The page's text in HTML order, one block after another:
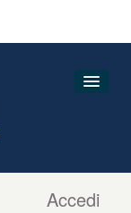
Accedi